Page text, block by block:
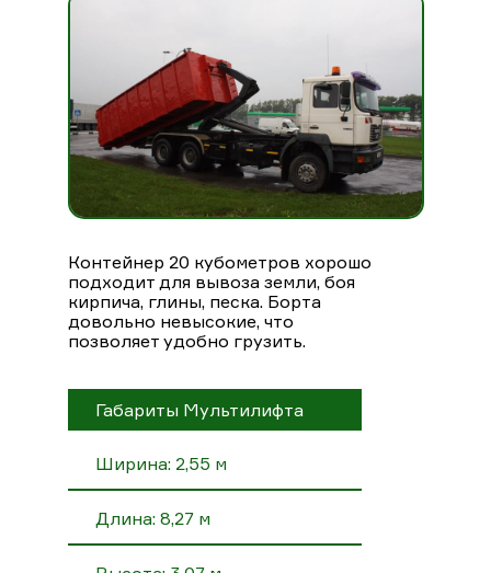
Контейнер 20 кубометров хорошо
подходит для вывоза земли, боя
кирпича, глины, песка. Борта
довольно невысокие, что
позволяет удобно грузить.
Габариты Мультилифта
Ширина: 2,55 м
Длина: 8,27 м